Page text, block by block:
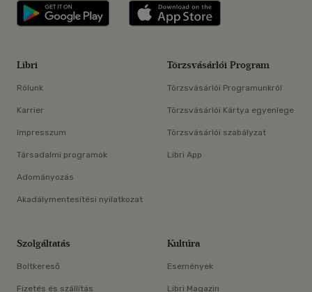
Libri applikáció Szerezd meg: Google
Libri
Rólunk
Karrier
Impresszum
Társadalmi programok
Adományozás
Akadálymentesítési nyilatkozat
Törzsvásárlói Program
Törzsvásárlói Programunkról
Törzsvásárlói Kártya egyenlege
Törzsvásárlói szabályzat
Libri App
Szolgáltatás
Boltkereső
Fizetés és szállítás
Kultúra
Események
Libri Magazin